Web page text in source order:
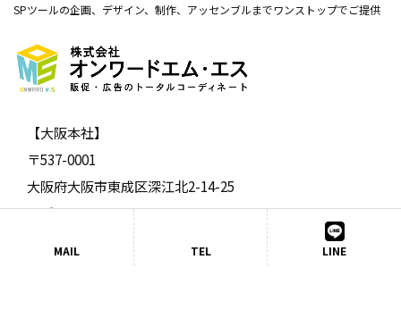
SPツールの企画、デザイン、制作、アッセンブルまでワンストップでご提供
【大阪本社】
〒537-0001
大阪府大阪市東成区深江北2-14-25
メゾンアルファ1F
TEL:06-6978-3133 ／ FAX:06-6978-3144
MAIL TEL LINE